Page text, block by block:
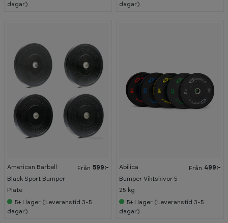
dagar)
dagar)
American Barbell
Black Sport Bumper
Plate
Från 599:-
5+
I lager (Leveranstid 3-5
dagar)
Abilica
Bumper Viktskivor 5 -
25 kg
Från 499:-
5+
I lager (Leveranstid 3-5
dagar)